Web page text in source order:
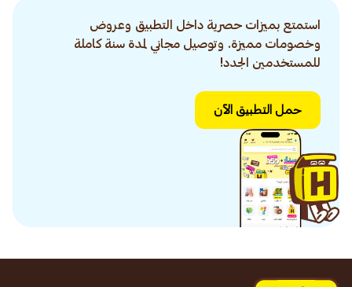
استمتع بميزات حصرية داخل التطبيق وعروض
وخصومات مميزة. وتوصيل مجاني لمدة سنة كاملة
للمستخدمين الجدد!
حمل التطبيق الآن